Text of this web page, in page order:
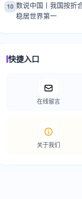
10 数说中国丨我国按折
稳居世界第一
快捷入口
在线留言
关于我们